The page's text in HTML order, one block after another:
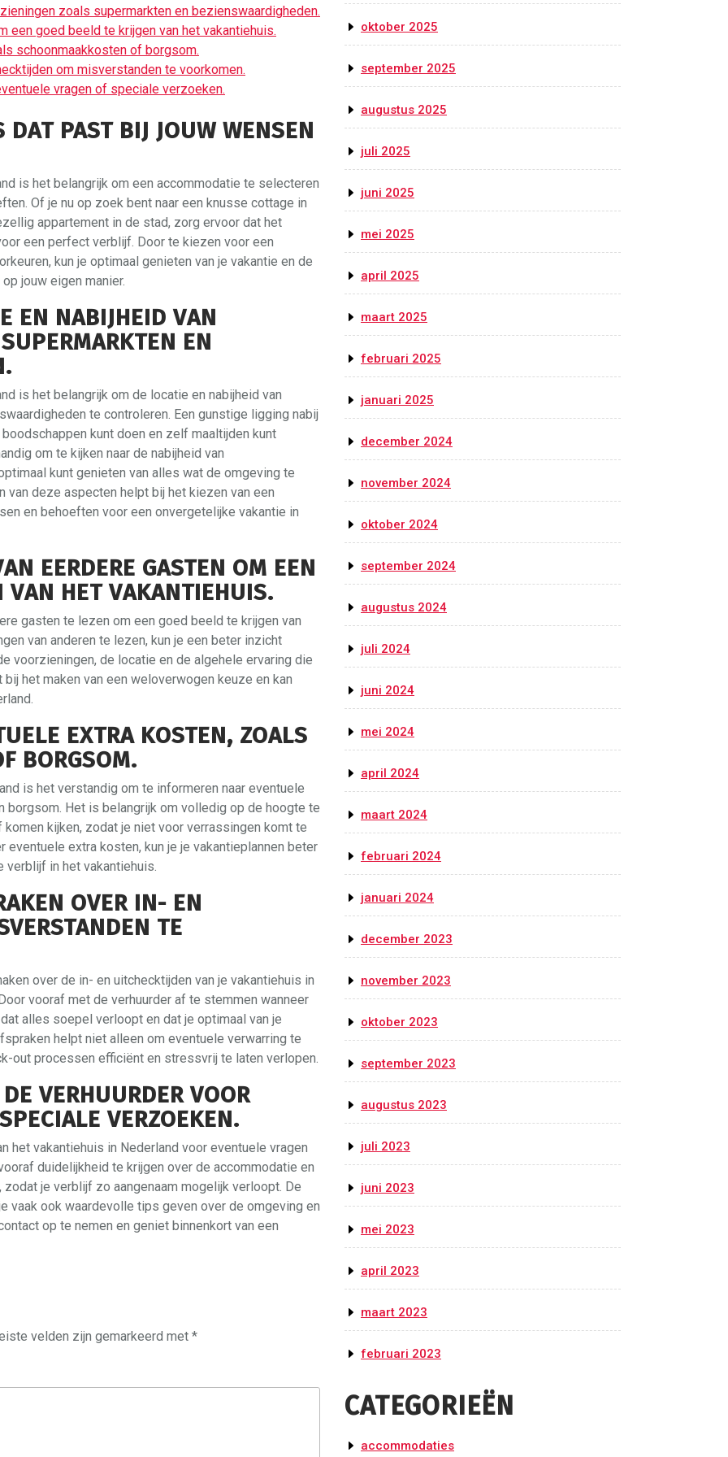
zoals supermarkten en bezienswaardigheden.
een goed beeld te krijgen van het vakantiehuis.
schoonmaakkosten of borgsom.
om misverstanden te voorkomen.
vragen of speciale verzoeken.
PAST BIJ JOUW WENSEN
is het belangrijk om een accommodatie te selecteren
Of je nu op zoek bent naar een knusse cottage in
appartement in de stad, zorg ervoor dat het
een perfect verblijf. Door te kiezen voor een
kun je optimaal genieten van je vakantie en de
jouw eigen manier.
EN NABIJHEID VAN
EN
is het belangrijk om de locatie en nabijheid van
te controleren. Een gunstige ligging nabij
kunt doen en zelf maaltijden kunt
om te kijken naar de nabijheid van
kunt genieten van alles wat de omgeving te
deze aspecten helpt bij het kiezen van een
en behoeften voor een onvergetelijke vakantie in
EERDERE GASTEN OM EEN
VAN HET VAKANTIEHUIS.
gasten te lezen om een goed beeld te krijgen van
van anderen te lezen, kun je een beter inzicht
voorzieningen, de locatie en de algehele ervaring die
het maken van een weloverwogen keuze en kan
EXTRA KOSTEN, ZOALS
BORGSOM.
is het verstandig om te informeren naar eventuele
Het is belangrijk om volledig op de hoogte te
kijken, zodat je niet voor verrassingen komt te
extra kosten, kun je je vakantieplannen beter
verblijf in het vakantiehuis.
OVER IN- EN
TE
over de in- en uitchecktijden van je vakantiehuis in
vooraf met de verhuurder af te stemmen wanneer
alles soepel verloopt en dat je optimaal van je
helpt niet alleen om eventuele verwarring te
out processen efficiënt en stressvrij te laten verlopen.
VERHUURDER VOOR
VERZOEKEN.
het vakantiehuis in Nederland voor eventuele vragen
duidelijkheid te krijgen over de accommodatie en
je verblijf zo aangenaam mogelijk verloopt. De
vaak ook waardevolle tips geven over de omgeving en
op te nemen en geniet binnenkort van een
velden zijn gemarkeerd met *
oktober 2025
september 2025
augustus 2025
juli 2025
juni 2025
mei 2025
april 2025
maart 2025
februari 2025
januari 2025
december 2024
november 2024
oktober 2024
september 2024
augustus 2024
juli 2024
juni 2024
mei 2024
april 2024
maart 2024
februari 2024
januari 2024
december 2023
november 2023
oktober 2023
september 2023
augustus 2023
juli 2023
juni 2023
mei 2023
april 2023
maart 2023
februari 2023
CATEGORIEËN
accommodaties